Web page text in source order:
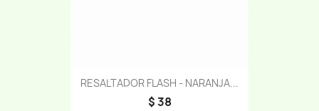
RESALTADOR FLASH - NARANJA...
$ 38